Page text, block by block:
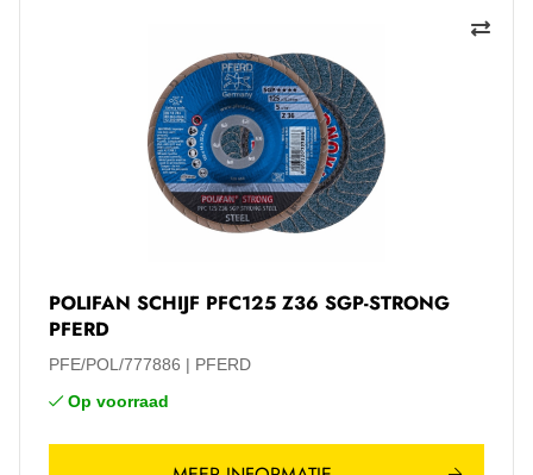
POLIFAN SCHIJF PFC125 Z36 SGP-STRONG
PFERD
PFE/POL/777886
PFERD
Op voorraad